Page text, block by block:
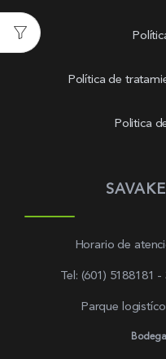
Política de
Politica
Horario de
Tel: (601) 5188181
Parque